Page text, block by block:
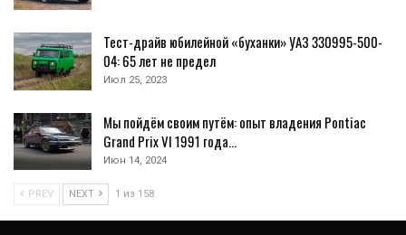
Тест-драйв юбилейной «буханки» УАЗ 330995-500-
04: 65 лет не предел
Июл 25, 2023
Мы пойдём своим путём: опыт владения Pontiac
Grand Prix VI 1991 года…
Июн 14, 2024
PREV NEXT 1 из 158